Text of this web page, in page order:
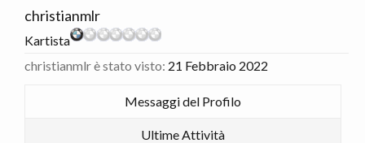
christianmlr
Kartista
christianmlr è stato visto: 21 Febbraio 2022
Messaggi del Profilo
Ultime Attività